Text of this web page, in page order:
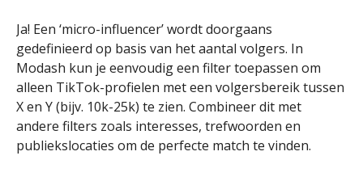
Ja! Een ‘micro-influencer’ wordt doorgaans
gedefinieerd op basis van het aantal volgers. In
Modash kun je eenvoudig een filter toepassen om
alleen TikTok-profielen met een volgersbereik tussen
X en Y (bijv. 10k-25k) te zien. Combineer dit met
andere filters zoals interesses, trefwoorden en
publiekslocaties om de perfecte match te vinden.